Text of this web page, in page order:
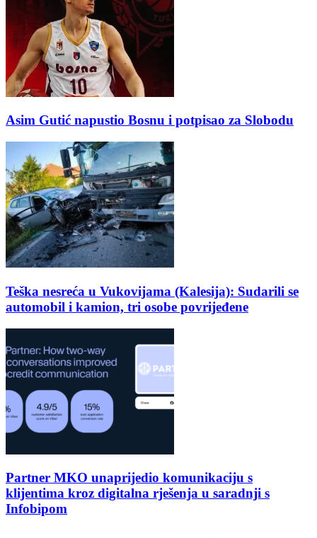
Asim Gutić napustio Bosnu i potpisao za Slobodu
Teška nesreća u Vukovijama (Kalesija): Sudarili se
automobil i kamion, tri osobe povrijeđene
Partner MKO unaprijedio komunikaciju s
klijentima kroz digitalna rješenja u saradnji s
Infobipom